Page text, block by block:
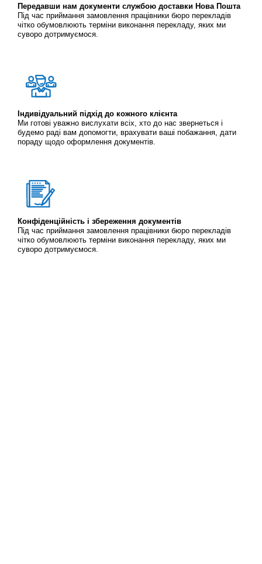
Передавши нам документи службою доставки Нова Пошта
Під час приймання замовлення працівники бюро перекладів
чітко обумовлюють терміни виконання перекладу, яких ми
суворо дотримуємося.
Індивідуальний підхід до кожного клієнта
Ми готові уважно вислухати всіх, хто до нас звернеться і
будемо раді вам допомогти, врахувати ваші побажання, дати
пораду щодо оформлення документів.
Конфіденційність і збереження документів
Під час приймання замовлення працівники бюро перекладів
чітко обумовлюють терміни виконання перекладу, яких ми
суворо дотримуємося.